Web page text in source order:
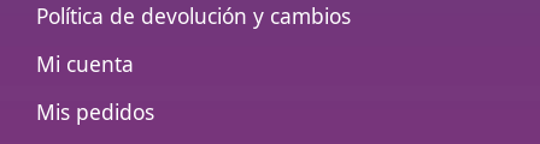
Política de devolución y cambios
Mi cuenta
Mis pedidos